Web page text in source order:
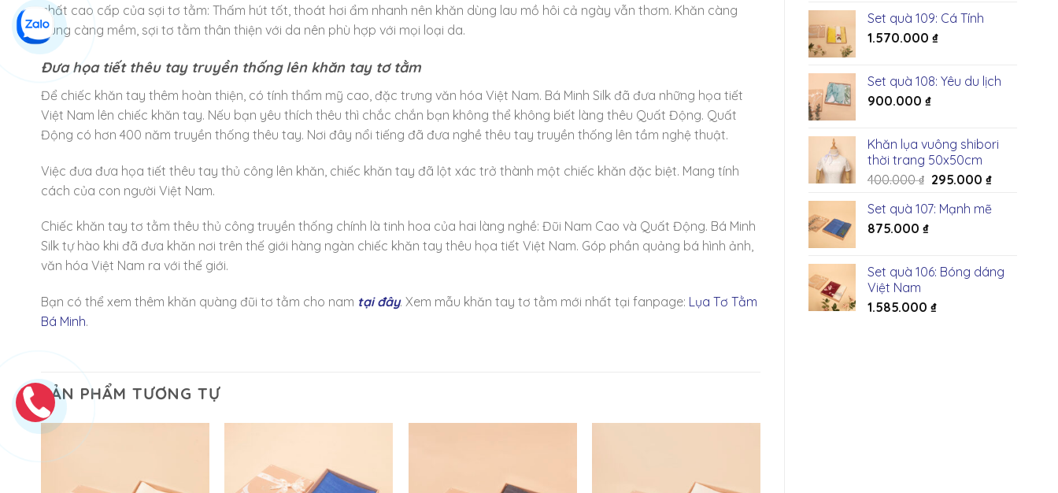
Set quà 109: Cá Tính
1.570.000 ₫
Set quà 108: Yêu du lịch
900.000 ₫
Khăn lụa vuông shibori
thời trang 50x50cm
400.000₫ Giá
là:
295.000 ₫Giá
tại
Set quà 107: Mạnh mẽ
875.000 ₫
Set quà 106: Bóng dáng
Việt Nam
1.585.000 ₫
chất cao cấp của sợi tơ tằm: Thấm hút tốt, thoát hơi ẩm nhanh nên khăn dùng lau mồ hôi cả ngày vẫn thơm. Khăn càng
dùng càng mềm, sợi tơ tằm thân thiện với da nên phù hợp với mọi loại da.
Đưa họa tiết thêu tay truyền thống lên khăn tay tơ tằm
Để chiếc khăn tay thêm hoàn thiện, có tính thẩm mỹ cao, đặc trưng văn hóa Việt Nam. Bá Minh Silk đã đưa những họa tiết
Việt Nam lên chiếc khăn tay. Nếu bạn yêu thích thêu thì chắc chắn bạn không thể không biết làng thêu Quất Động. Quất
Động có hơn 400 năm truyền thống thêu tay. Nơi đây nổi tiếng đã đưa nghề thêu tay truyền thống lên tầm nghệ thuật.
Việc đưa đưa họa tiết thêu tay thủ công lên khăn, chiếc khăn tay đã lột xác trở thành một chiếc khăn đặc biệt. Mang tính
cách của con người Việt Nam.
Chiếc khăn tay tơ tằm thêu thủ công truyền thống chính là tinh hoa của hai làng nghề: Đũi Nam Cao và Quất Động. Bá Minh
Silk tự hào khi đã đưa khăn nơi trên thế giới hàng ngàn chiếc khăn tay thêu họa tiết Việt Nam. Góp phần quảng bá hình ảnh,
văn hóa Việt Nam ra với thế giới.
Bạn có thể xem thêm khăn quàng đũi tơ tằm cho nam tại đây. Xem mẫu khăn tay tơ tằm mới nhất tại fanpage: Lụa Tơ Tằm
Bá Minh.
SẢN PHẨM TƯƠNG TỰ